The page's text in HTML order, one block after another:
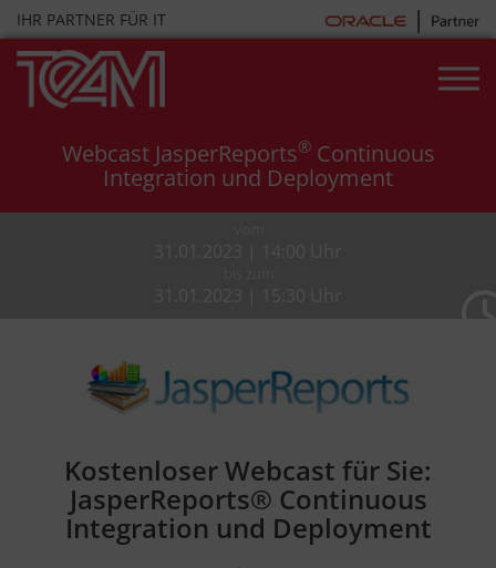
Skip
to
content
IHR PARTNER FÜR IT
Webcast JasperReports®Continuous
Integration und Deployment
Kostenloser Webcast für Sie:
JasperReports® Continuous
Integration und Deployment